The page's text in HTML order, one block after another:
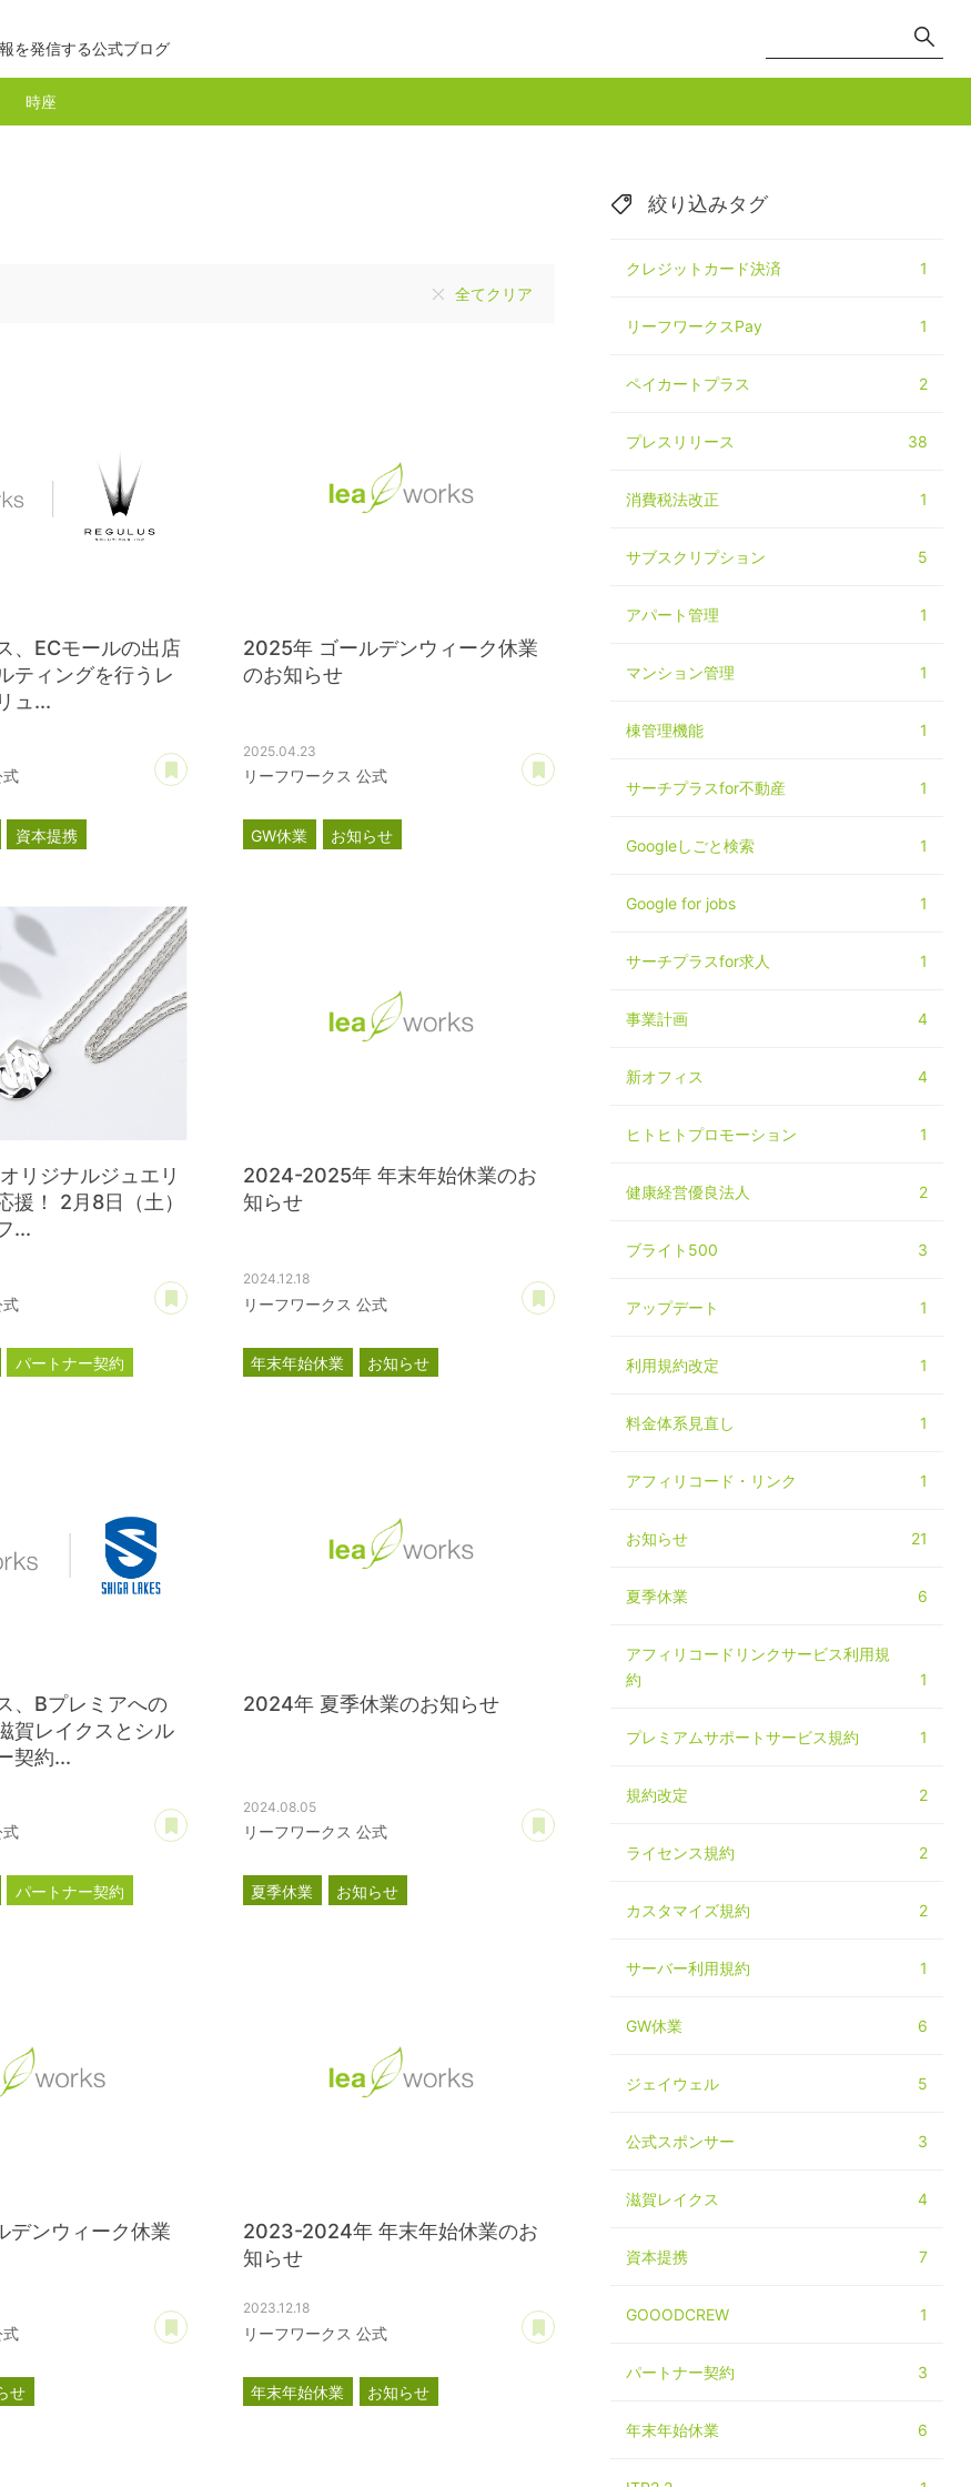
を発信する公式ブログ
時座
全てクリア
、ECモールの出店
ティングを行うレ
ュ...
式
あとで読む
資本提携
2025年 ゴールデンウィーク休業
のお知らせ
2025.04.23
リーフワークス 公式
あとで読む
GW休業 お知らせ
リジナルジュエリ
援！ 2月8日（土）
...
式
あとで読む
パートナー契約
2024-2025年 年末年始休業のお
知らせ
2024.12.18
リーフワークス 公式
あとで読む
年末年始休業 お知らせ
、Bプレミアへの
賀レイクスとシル
契約...
式
あとで読む
パートナー契約
2024年 夏季休業のお知らせ
2024.08.05
リーフワークス 公式
あとで読む
夏季休業 お知らせ
デンウィーク休業
式
あとで読む
せ
2023-2024年 年末年始休業のお
知らせ
2023.12.18
リーフワークス 公式
あとで読む
年末年始休業 お知らせ
絞り込みタグ
クレジットカード決済 1
リーフワークスPay 1
ペイカートプラス 2
プレスリリース 38
消費税法改正 1
サブスクリプション 5
アパート管理 1
マンション管理 1
棟管理機能 1
サーチプラスfor不動産 1
Googleしごと検索 1
Google for jobs 1
サーチプラスfor求人 1
事業計画 4
新オフィス 4
ヒトヒトプロモーション 1
健康経営優良法人 2
ブライト500 3
アップデート 1
利用規約改定 1
料金体系見直し 1
アフィリコード・リンク 1
お知らせ 21
夏季休業 6
アフィリコードリンクサービス利用規
約
1
プレミアムサポートサービス規約 1
規約改定 2
ライセンス規約 2
カスタマイズ規約 2
サーバー利用規約 1
GW休業 6
ジェイウェル 5
公式スポンサー 3
滋賀レイクス 4
資本提携 7
GOOODCREW 1
パートナー契約 3
年末年始休業 6